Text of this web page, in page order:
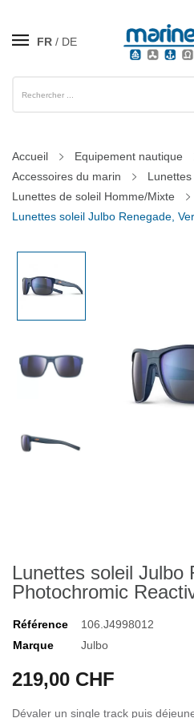
FR DE
Accueil Equipement nautique
Accessoires du marin
Lunettes de soleil Homme/Mixte
Lunettes soleil Julbo Renegade,
Lunettes soleil Julbo
Photochromic
Référence
106.J4998012
Marque
Julbo
219,00 CHF
Dévaler un single track puis